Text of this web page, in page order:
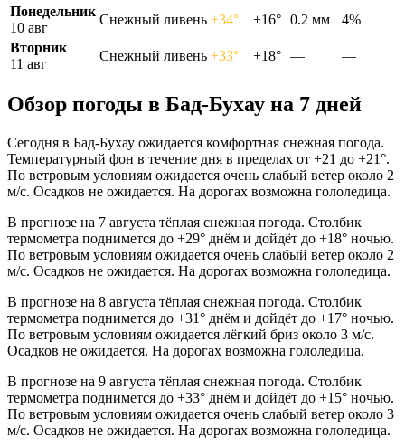
Понедельник
10 авг
Снежный ливень +34° +16° 0.2 мм
4%
Вторник
11 авг
Снежный ливень +33° +18° — —
Обзор погоды в Бад-Бухау на 7 дней
Сегодня в Бад-Бухау ожидается комфортная снежная погода.
Температурный фон в течение дня в пределах от +21 до +21°.
По ветровым условиям ожидается очень слабый ветер около 2
м/с. Осадков не ожидается. На дорогах возможна гололедица.
В прогнозе на 7 августа тёплая снежная погода. Столбик
термометра поднимется до +29° днём и дойдёт до +18° ночью.
По ветровым условиям ожидается очень слабый ветер около 2
м/с. Осадков не ожидается. На дорогах возможна гололедица.
В прогнозе на 8 августа тёплая снежная погода. Столбик
термометра поднимется до +31° днём и дойдёт до +17° ночью.
По ветровым условиям ожидается лёгкий бриз около 3 м/с.
Осадков не ожидается. На дорогах возможна гололедица.
В прогнозе на 9 августа тёплая снежная погода. Столбик
термометра поднимется до +33° днём и дойдёт до +15° ночью.
По ветровым условиям ожидается очень слабый ветер около 3
м/с. Осадков не ожидается. На дорогах возможна гололедица.